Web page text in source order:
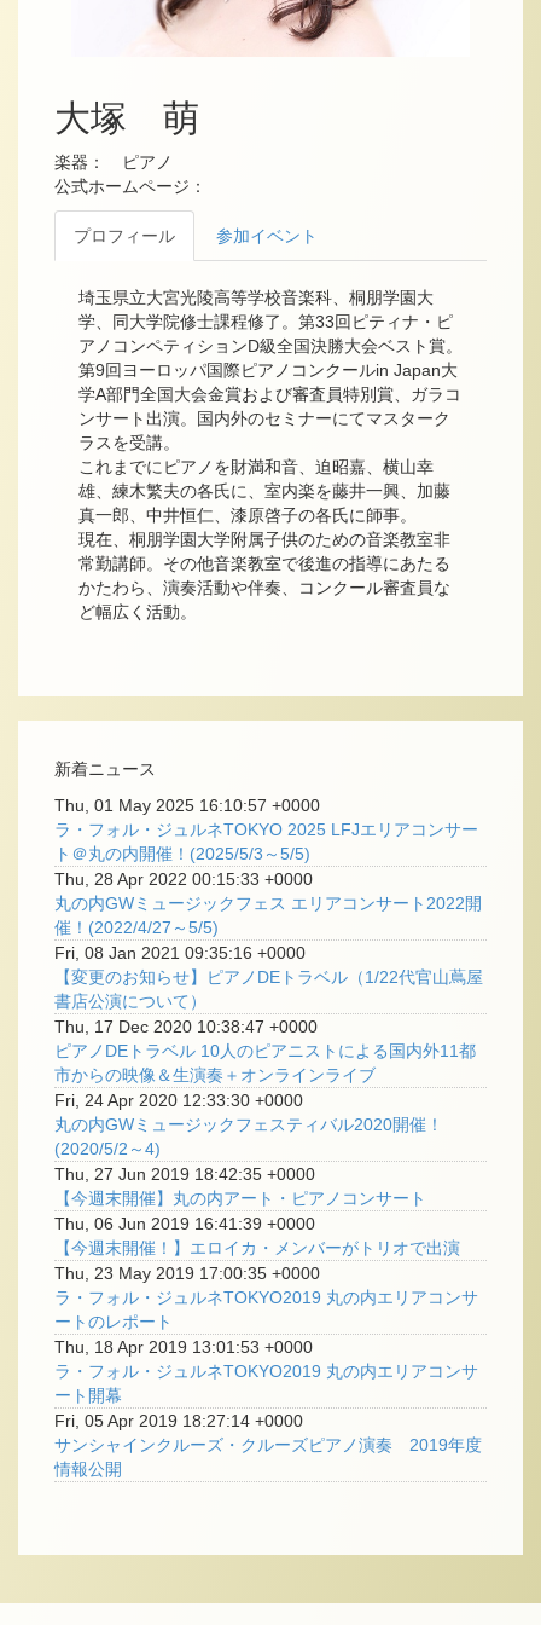
大塚 萌
楽器： ピアノ
公式ホームページ：
プロフィール 参加イベント
埼玉県立大宮光陵高等学校音楽科、桐朋学園大
学、同大学院修士課程修了。第33回ピティナ・ピ
アノコンペティションD級全国決勝大会ベスト賞。
第9回ヨーロッパ国際ピアノコンクールin Japan大
学A部門全国大会金賞および審査員特別賞、ガラコ
ンサート出演。国内外のセミナーにてマスターク
ラスを受講。
これまでにピアノを財満和音、迫昭嘉、横山幸
雄、練木繁夫の各氏に、室内楽を藤井一興、加藤
真一郎、中井恒仁、漆原啓子の各氏に師事。
現在、桐朋学園大学附属子供のための音楽教室非
常勤講師。その他音楽教室で後進の指導にあたる
かたわら、演奏活動や伴奏、コンクール審査員な
ど幅広く活動。
新着ニュース
Thu, 01 May 2025 16:10:57 +0000
ラ・フォル・ジュルネTOKYO 2025 LFJエリアコンサー
ト＠丸の内開催！(2025/5/3～5/5)
Thu, 28 Apr 2022 00:15:33 +0000
丸の内GWミュージックフェス エリアコンサート2022開
催！(2022/4/27～5/5)
Fri, 08 Jan 2021 09:35:16 +0000
【変更のお知らせ】ピアノDEトラベル（1/22代官山蔦屋
書店公演について）
Thu, 17 Dec 2020 10:38:47 +0000
ピアノDEトラベル 10人のピアニストによる国内外11都
市からの映像＆生演奏＋オンラインライブ
Fri, 24 Apr 2020 12:33:30 +0000
丸の内GWミュージックフェスティバル2020開催！
(2020/5/2～4)
Thu, 27 Jun 2019 18:42:35 +0000
【今週末開催】丸の内アート・ピアノコンサート
Thu, 06 Jun 2019 16:41:39 +0000
【今週末開催！】エロイカ・メンバーがトリオで出演
Thu, 23 May 2019 17:00:35 +0000
ラ・フォル・ジュルネTOKYO2019 丸の内エリアコンサ
ートのレポート
Thu, 18 Apr 2019 13:01:53 +0000
ラ・フォル・ジュルネTOKYO2019 丸の内エリアコンサ
ート開幕
Fri, 05 Apr 2019 18:27:14 +0000
サンシャインクルーズ・クルーズピアノ演奏 2019年度
情報公開